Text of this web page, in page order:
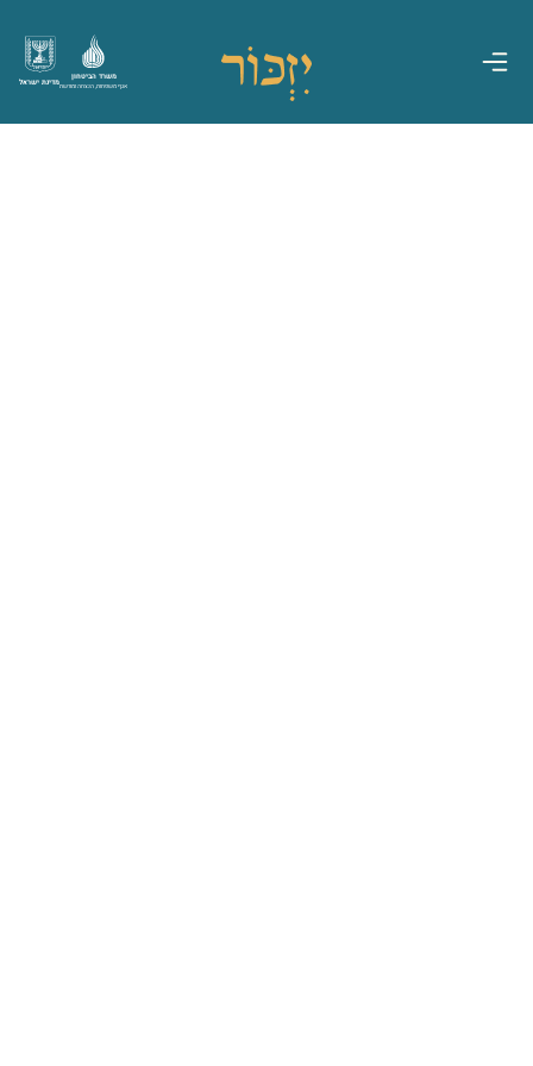
מדינת ישראל
משרד הביטחון
אגף משפחות, הנצחה ומורשת